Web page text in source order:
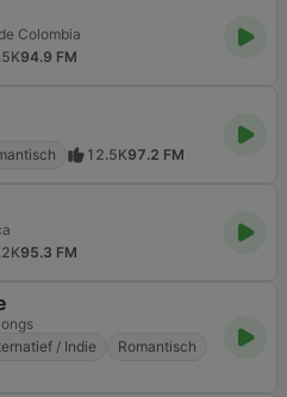
Colombia
94.9 FM
12.5K97.2 FM
95.3 FM
/ Indie
Romantisch